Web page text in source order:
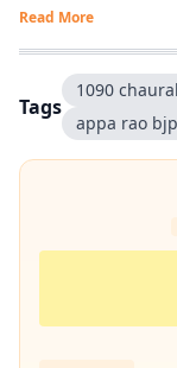
Read More
Tags
1090
appa rao